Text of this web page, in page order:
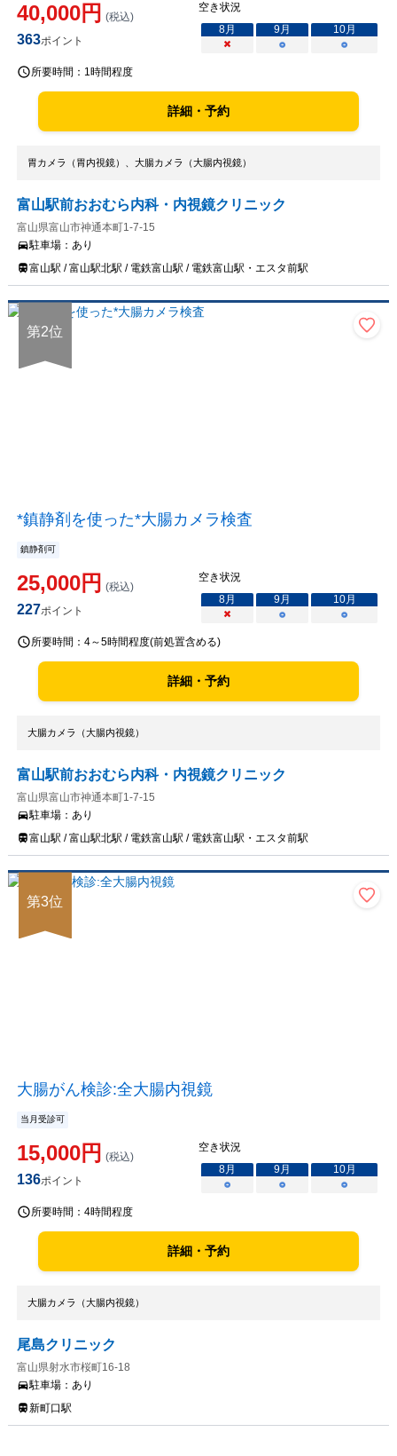
40,000円 (税込)
363ポイント
空き状況
8月 9月 10月
×
○ ○
所要時間： 1時間程度
詳細・予約
胃カメラ（胃内視鏡）、大腸カメラ（大腸内視鏡）
富山駅前おおむら内科・内視鏡クリニック
富山県富山市神通本町1-7-15
駐車場： あり
富山駅 / 富山駅北駅 / 電鉄富山駅 / 電鉄富山駅・エスタ前駅
第2位
*鎮静剤を使った*大腸カメラ検査
鎮静剤可
25,000円 (税込)
227ポイント
空き状況
8月 9月 10月
×
○ ○
所要時間： 4～5時間程度(前処置含める)
詳細・予約
大腸カメラ（大腸内視鏡）
富山駅前おおむら内科・内視鏡クリニック
富山県富山市神通本町1-7-15
駐車場： あり
富山駅 / 富山駅北駅 / 電鉄富山駅 / 電鉄富山駅・エスタ前駅
第3位
大腸がん検診:全大腸内視鏡
当月受診可
15,000円 (税込)
136ポイント
空き状況
8月 9月 10月
○
○ ○
所要時間： 4時間程度
詳細・予約
大腸カメラ（大腸内視鏡）
尾島クリニック
富山県射水市桜町16-18
駐車場： あり
新町口駅